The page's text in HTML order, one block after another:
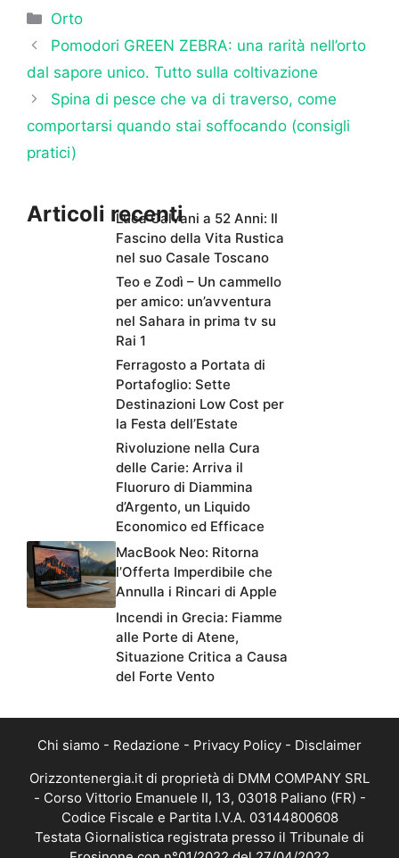
Categorie
Orto
Pomodori GREEN ZEBRA: una rarità nell’orto
dal sapore unico. Tutto sulla coltivazione
Spina di pesce che va di traverso, come
comportarsi quando stai soffocando (consigli
pratici)
Articoli recentiLuca Calvani a 52 Anni: Il
Fascino della Vita Rustica
nel suo Casale Toscano
Teo e Zodì – Un cammello
per amico: un’avventura
nel Sahara in prima tv su
Rai 1
Ferragosto a Portata di
Portafoglio: Sette
Destinazioni Low Cost per
la Festa dell’Estate
Rivoluzione nella Cura
delle Carie: Arriva il
Fluoruro di Diammina
d’Argento, un Liquido
Economico ed Efficace
MacBook Neo: Ritorna
l’Offerta Imperdibile che
Annulla i Rincari di Apple
Incendi in Grecia: Fiamme
alle Porte di Atene,
Situazione Critica a Causa
del Forte Vento
Chi siamo - Redazione - Privacy Policy - Disclaimer
Orizzontenergia.it di proprietà di DMM COMPANY SRL
- Corso Vittorio Emanuele II, 13, 03018 Paliano (FR) -
Codice Fiscale e Partita I.V.A. 03144800608
Testata Giornalistica registrata presso il Tribunale di